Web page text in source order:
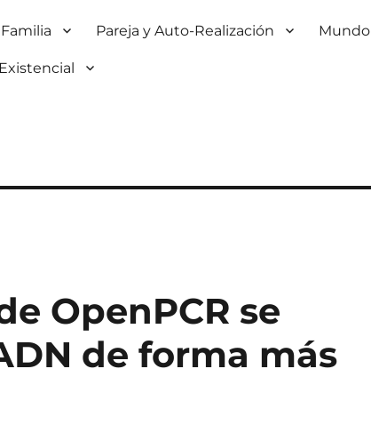
Pareja y Auto-Realización Mundo
OpenPCR se
de forma más